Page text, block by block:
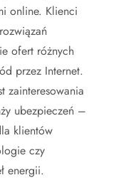
online. Klienci
ofert różnych
przez Internet.
zainteresowania
ubezpieczeń –
klientów
czy
energii.